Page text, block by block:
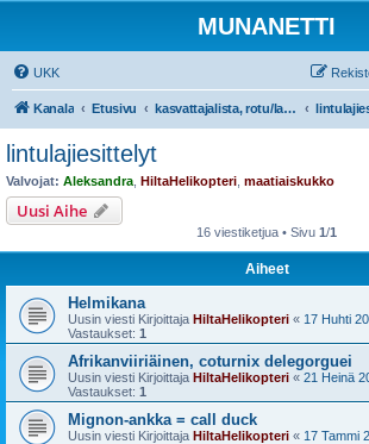
MUNANETTI
UKK
Kanala Etusivu kasvattajalista, rotu/lajiesittelyt, siipikarjatarvikekaupat
lintulajiesittelyt
Valvojat: Aleksandra HiltaHelikopteri maatiaiskukko
Uusi Aihe
16 viestiketjua • Sivu 1/1
Aiheet
Helmikana
Uusin viesti Kirjoittaja HiltaHelikopteri « 17 Huhti
Vastaukset: 1
Afrikanviiriäinen, coturnix delegorguei
Uusin viesti Kirjoittaja HiltaHelikopteri « 21 Heinä
Vastaukset: 1
Mignon-ankka = call duck
Uusin viesti Kirjoittaja HiltaHelikopteri « 17 Tammi